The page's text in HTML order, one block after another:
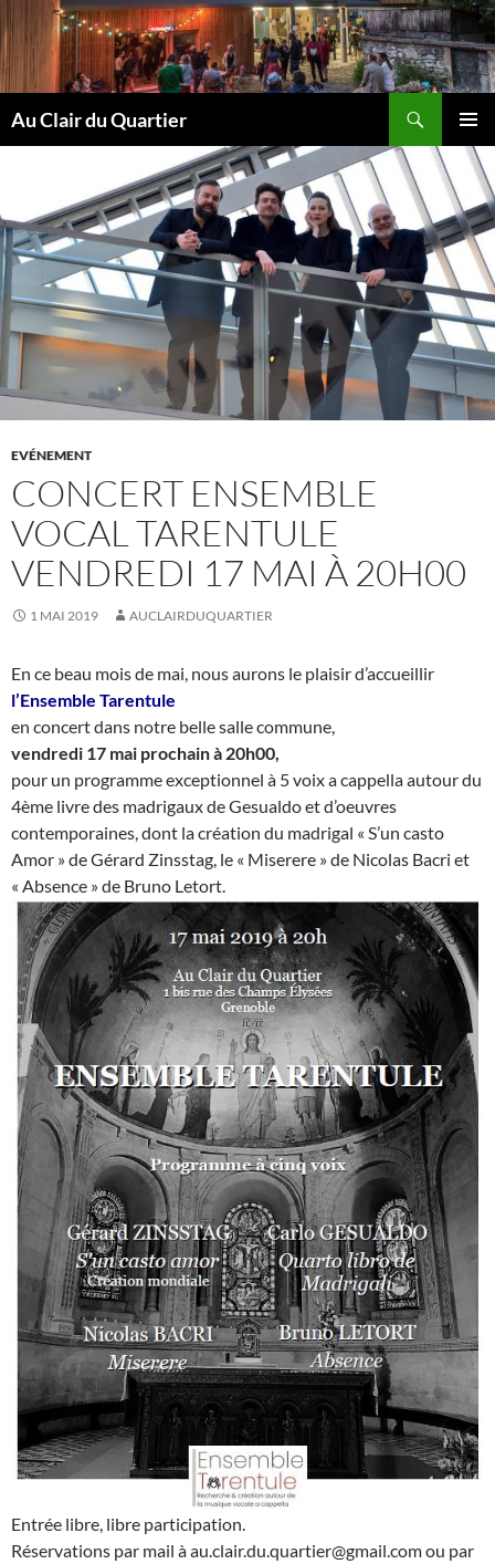
au
contenu
Au Clair du Quartier
MENU
EVÉNEMENT
CONCERT ENSEMBLE
VOCAL TARENTULE
VENDREDI 17 MAI À 20H00
1 MAI 2019 AUCLAIRDUQUARTIER
En ce beau mois de mai, nous aurons le plaisir d’accueillir
l’Ensemble Tarentule
en concert dans notre belle salle commune,
vendredi 17 mai prochain à 20h00,
pour un programme exceptionnel à 5 voix a cappella autour du
4ème livre des madrigaux de Gesualdo et d’oeuvres
contemporaines, dont la création du madrigal « S’un casto
Amor » de Gérard Zinsstag, le « Miserere » de Nicolas Bacri et
« Absence » de Bruno Letort.
Entrée libre, libre participation.
Réservations par mail à au.clair.du.quartier@gmail.com ou par